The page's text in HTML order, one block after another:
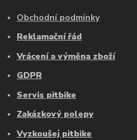
Obchodní podmínky
Reklamační řád
Vrácení a výměna zboží
GDPR
Servis pitbike
Zakázkový polepy
Vyzkoušej pitbike